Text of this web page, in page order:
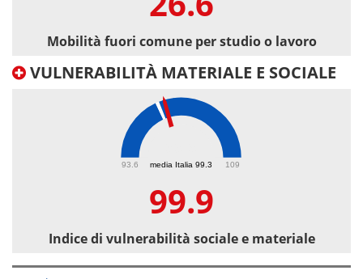
Mobilità fuori comune per studio o lavoro
VULNERABILITÀ MATERIALE E SOCIALE
media Italia 99.3
93.6 109
99.9
Indice di vulnerabilità sociale e materiale